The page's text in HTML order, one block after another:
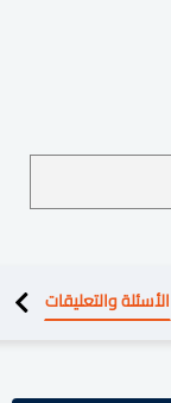
الأسئلة والتعليقات